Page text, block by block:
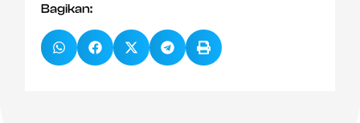
Bagikan: